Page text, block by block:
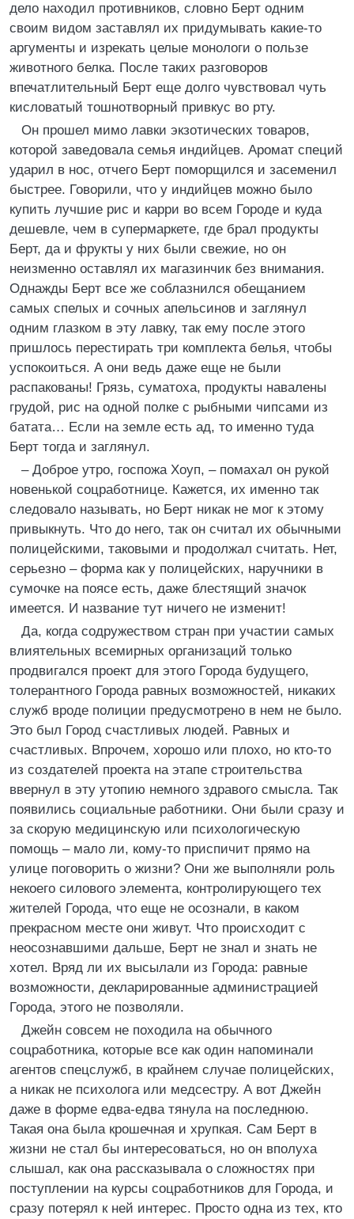
дело находил противников, словно Берт одним
своим видом заставлял их придумывать какие-то
аргументы и изрекать целые монологи о пользе
животного белка. После таких разговоров
впечатлительный Берт еще долго чувствовал чуть
кисловатый тошнотворный привкус во рту.
Он прошел мимо лавки экзотических товаров,
которой заведовала семья индийцев. Аромат специй
ударил в нос, отчего Берт поморщился и засеменил
быстрее. Говорили, что у индийцев можно было
купить лучшие рис и карри во всем Городе и куда
дешевле, чем в супермаркете, где брал продукты
Берт, да и фрукты у них были свежие, но он
неизменно оставлял их магазинчик без внимания.
Однажды Берт все же соблазнился обещанием
самых спелых и сочных апельсинов и заглянул
одним глазком в эту лавку, так ему после этого
пришлось перестирать три комплекта белья, чтобы
успокоиться. А они ведь даже еще не были
распакованы! Грязь, суматоха, продукты навалены
грудой, рис на одной полке с рыбными чипсами из
батата… Если на земле есть ад, то именно туда
Берт тогда и заглянул.
– Доброе утро, госпожа Хоуп, – помахал он рукой
новенькой соцработнице. Кажется, их именно так
следовало называть, но Берт никак не мог к этому
привыкнуть. Что до него, так он считал их обычными
полицейскими, таковыми и продолжал считать. Нет,
серьезно – форма как у полицейских, наручники в
сумочке на поясе есть, даже блестящий значок
имеется. И название тут ничего не изменит!
Да, когда содружеством стран при участии самых
влиятельных всемирных организаций только
продвигался проект для этого Города будущего,
толерантного Города равных возможностей, никаких
служб вроде полиции предусмотрено в нем не было.
Это был Город счастливых людей. Равных и
счастливых. Впрочем, хорошо или плохо, но кто-то
из создателей проекта на этапе строительства
ввернул в эту утопию немного здравого смысла. Так
появились социальные работники. Они были сразу и
за скорую медицинскую или психологическую
помощь – мало ли, кому-то приспичит прямо на
улице поговорить о жизни? Они же выполняли роль
некоего силового элемента, контролирующего тех
жителей Города, что еще не осознали, в каком
прекрасном месте они живут. Что происходит с
неосознавшими дальше, Берт не знал и знать не
хотел. Вряд ли их высылали из Города: равные
возможности, декларированные администрацией
Города, этого не позволяли.
Джейн совсем не походила на обычного
соцработника, которые все как один напоминали
агентов спецслужб, в крайнем случае полицейских,
а никак не психолога или медсестру. А вот Джейн
даже в форме едва-едва тянула на последнюю.
Такая она была крошечная и хрупкая. Сам Берт в
жизни не стал бы интересоваться, но он вполуха
слышал, как она рассказывала о сложностях при
поступлении на курсы соцработников для Города, и
сразу потерял к ней интерес. Просто одна из тех, кто